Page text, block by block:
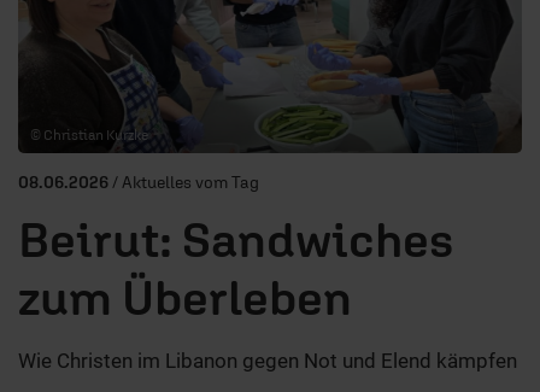
AUDIOTHEK
PROGRAMM
MITMACHEN
© Christian Kurzke
08.06.2026 / Aktuelles vom Tag
Beirut: Sandwiches
zum Überleben
Wie Christen im Libanon gegen Not und Elend kämpfen